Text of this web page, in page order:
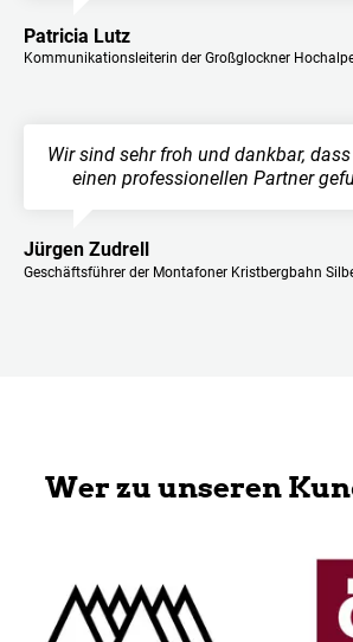
Patricia Lutz
Kommunikationsleiterin der Großglockner
Wir sind sehr froh und dankbar,
einen professionellen Partner
Jürgen Zudrell
Geschäftsführer der Montafoner Kristbergbahn
Wer zu unseren